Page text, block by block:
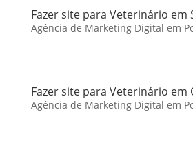
Fazer site para Veterinário em
Agência de Marketing Digital em
Fazer site para Veterinário em
Agência de Marketing Digital em